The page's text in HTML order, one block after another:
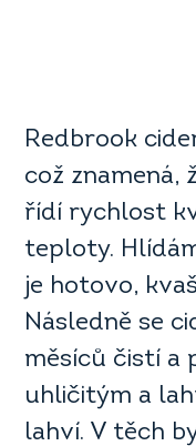
Redbrook
což znamená,
řídí rychlost
teploty.
je hotovo,
Následně se
měsíců čistí a
uhličitým a
lahví. V těch